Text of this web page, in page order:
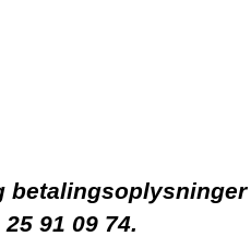
betalingsoplysninger
91 09 74.